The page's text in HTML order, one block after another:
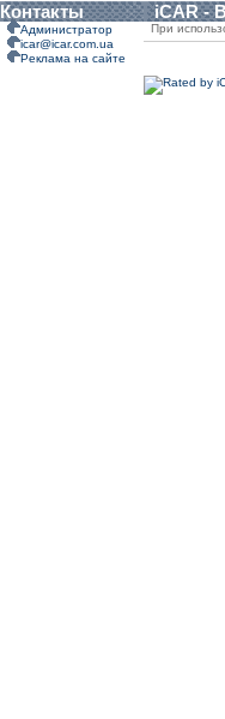
Контакты iCAR -
Администратор
icar@icar.com.ua
Реклама на сайте
При